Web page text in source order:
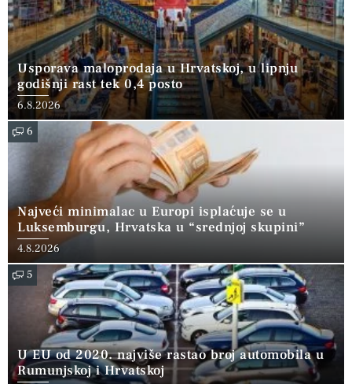
Usporava maloprodaja u Hrvatskoj, u lipnju
godišnji rast tek 0,4 posto
6.8.2026
6
Najveći minimalac u Europi isplaćuje se u
Luksemburgu, Hrvatska u “srednjoj skupini”
4.8.2026
5
U EU od 2020. najviše rastao broj automobila u
Rumunjskoj i Hrvatskoj